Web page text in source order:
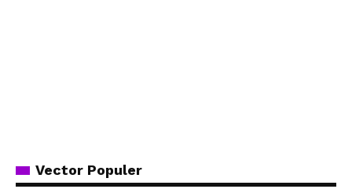
Vector Populer